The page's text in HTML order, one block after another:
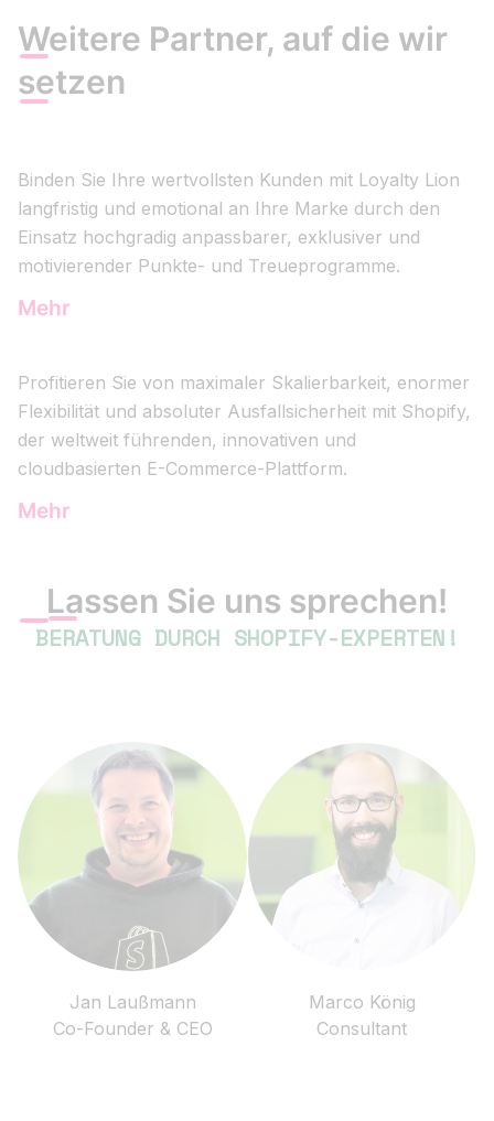
Weitere Partner, auf die wir
setzen
Binden Sie Ihre wertvollsten Kunden mit Loyalty Lion
langfristig und emotional an Ihre Marke durch den
Einsatz hochgradig anpassbarer, exklusiver und
motivierender Punkte- und Treueprogramme.
Mehr
Profitieren Sie von maximaler Skalierbarkeit, enormer
Flexibilität und absoluter Ausfallsicherheit mit Shopify,
der weltweit führenden, innovativen und
cloudbasierten E-Commerce-Plattform.
Mehr
Lassen Sie uns sprechen!
BERATUNG DURCH SHOPIFY-EXPERTEN!
Jan Laußmann
Co-Founder & CEO
Marco König
Consultant